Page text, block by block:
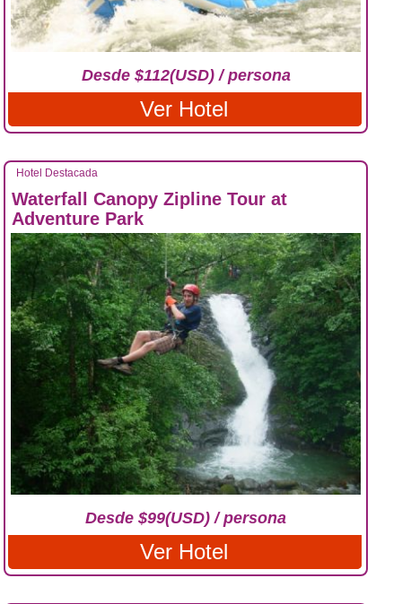
Desde $112(USD) / persona
Ver Hotel
Hotel Destacada
Waterfall Canopy Zipline Tour at
Adventure Park
Desde $99(USD) / persona
Ver Hotel